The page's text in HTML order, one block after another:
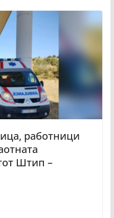
работници
Штип –